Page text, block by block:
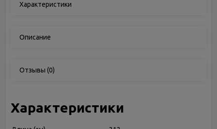
Характеристики
Описание
Отзывы (0)
Характеристики